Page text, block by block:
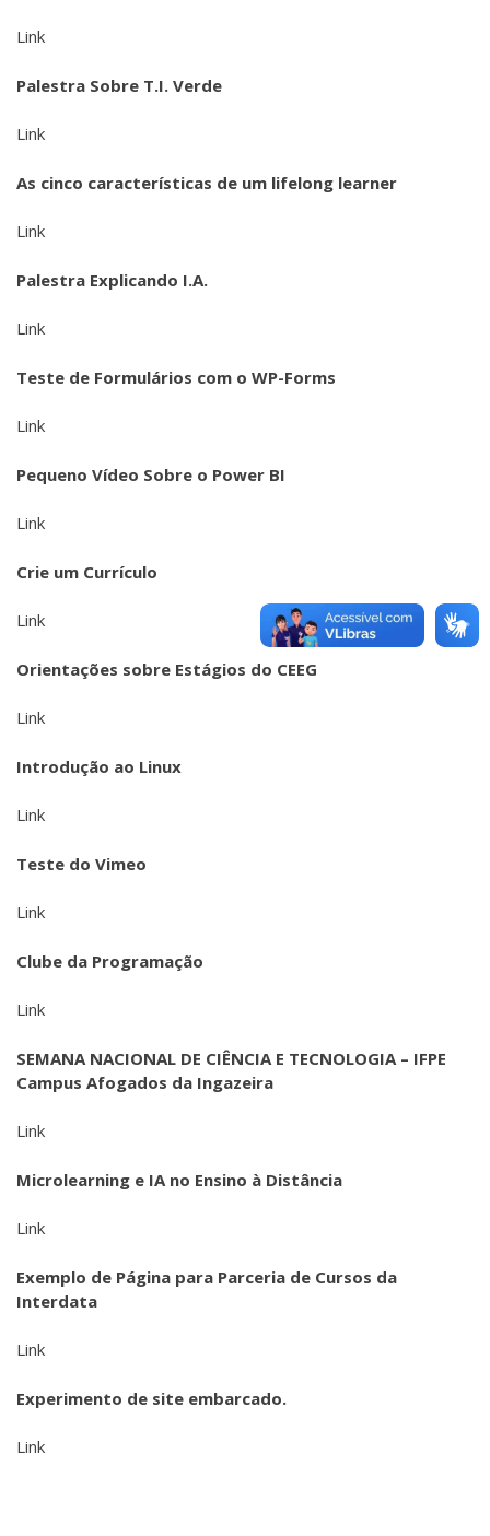
Link
Palestra Sobre T.I. Verde
Link
As cinco características de um lifelong learner
Link
Palestra Explicando I.A.
Link
Teste de Formulários com o WP-Forms
Link
Pequeno Vídeo Sobre o Power BI
Link
Crie um Currículo
Link
Orientações sobre Estágios do CEEG
Link
Introdução ao Linux
Link
Teste do Vimeo
Link
Clube da Programação
Link
SEMANA NACIONAL DE CIÊNCIA E TECNOLOGIA – IFPE
Campus Afogados da Ingazeira
Link
Microlearning e IA no Ensino à Distância​
Link
Exemplo de Página para Parceria de Cursos da
Interdata
Link
Experimento de site embarcado.
Link